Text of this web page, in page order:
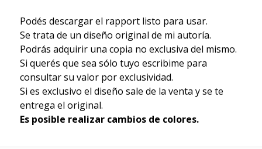
Podés descargar el rapport listo para usar.
Se trata de un diseño original de mi autoría.
Podrás adquirir una copia no exclusiva del mismo.
Si querés que sea sólo tuyo escribime para
consultar su valor por exclusividad.
Si es exclusivo el diseño sale de la venta y se te
entrega el original.
Es posible realizar cambios de colores.